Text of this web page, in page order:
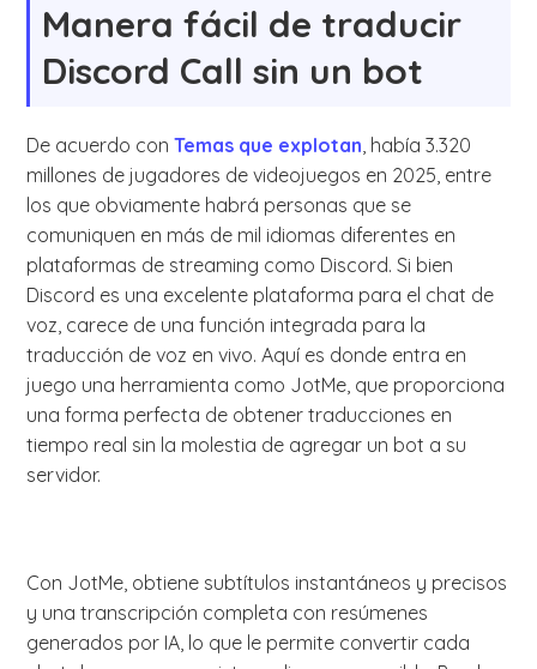
Manera fácil de traducir
Discord Call sin un bot
De acuerdo conTemas que explotan, había 3.320
millones de jugadores de videojuegos en 2025, entre
los que obviamente habrá personas que se
comuniquen en más de mil idiomas diferentes en
plataformas de streaming como Discord. Si bien
Discord es una excelente plataforma para el chat de
voz, carece de una función integrada para la
traducción de voz en vivo. Aquí es donde entra en
juego una herramienta como JotMe, que proporciona
una forma perfecta de obtener traducciones en
tiempo real sin la molestia de agregar un bot a su
servidor.
Con JotMe, obtiene subtítulos instantáneos y precisos
y una transcripción completa con resúmenes
generados por IA, lo que le permite convertir cada